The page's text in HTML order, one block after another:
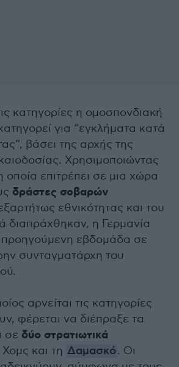
κατηγορίες η ομοσπονδιακή
για “εγκλήματα κατά
βάσει της αρχής της
Χρησιμοποιώντας
οποία επιτρέπει σε μια χώρα
δράστες σοβαρών
εθνικότητας και του
διαπράχθηκαν, η Γερμανία
προηγούμενη εβδομάδα σε
συνταγματάρχη του
αρνείται τις κατηγορίες
φέρεται να διέπραξε τα
σε δύο στρατιωτικά
και τη Δαμασκό. Οι